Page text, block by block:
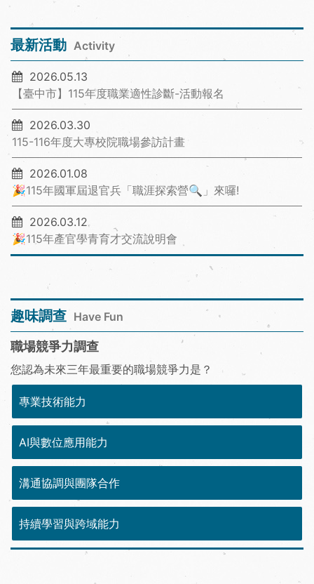
最新活動 Activity
2026.05.13
【臺中市】115年度職業適性診斷-活動報名
2026.03.30
115-116年度大專校院職場參訪計畫
2026.01.08
🎉115年國軍屆退官兵「職涯探索營🔍」來囉!
2026.03.12
🎉115年產官學青育才交流說明會
趣味調查 Have Fun
職場競爭力調查
您認為未來三年最重要的職場競爭力是？
專業技術能力
AI與數位應用能力
溝通協調與團隊合作
持續學習與跨域能力